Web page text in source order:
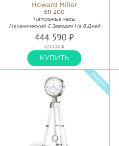
Howard Miller
611-200
Напольные часы
Механический С Заводом На 8 Дней
444 590 ₽
523 050 ₽
КУПИТЬ